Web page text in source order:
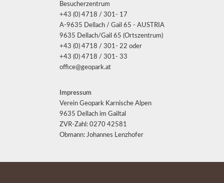
Besucherzentrum
+43 (0) 4718 / 301- 17
A-9635 Dellach / Gail 65 - AUSTRIA
9635 Dellach/Gail 65 (Ortszentrum)
+43 (0) 4718 / 301- 22 oder
+43 (0) 4718 / 301- 33
office@geopark.at
Impressum
Verein Geopark Karnische Alpen
9635 Dellach im Gailtal
ZVR-Zahl: 0270 42581
Obmann: Johannes Lenzhofer